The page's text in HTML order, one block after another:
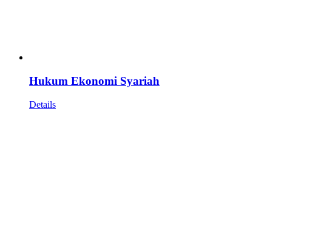
Hukum Ekonomi Syariah
Details